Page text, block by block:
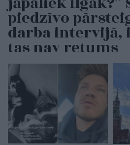
piedzīvo
darba intervijā,
tas nav retums